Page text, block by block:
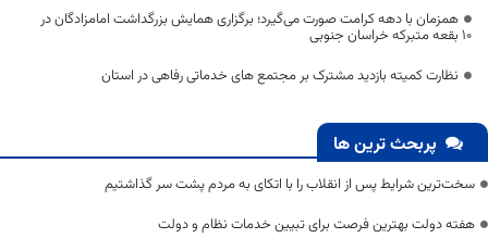
همزمان با دهه کرامت صورت می‌گیرد؛ برگزاری همایش بزرگداشت امامزادگان در
۱۰ بقعه متبرکه خراسان جنوبی
نظارت کمیته بازدید مشترک بر مجتمع های خدماتی رفاهی در استان
پربحث ترین ها
سخت‌ترین شرایط پس از انقلاب را با اتکای به مردم پشت سر گذاشتیم
هفته دولت بهترین فرصت برای تبیین خدمات نظام و دولت